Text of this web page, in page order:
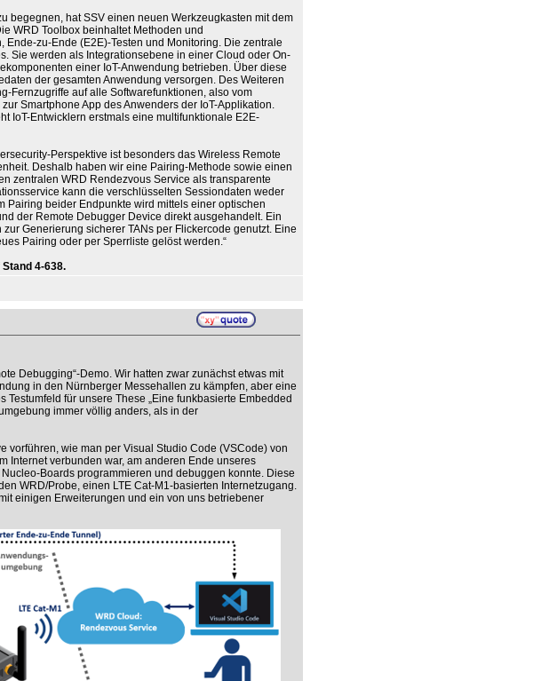
begegnen, hat SSV einen neuen Werkzeugkasten mit dem
WRD Toolbox beinhaltet Methoden und
zu-Ende (E2E)-Testen und Monitoring. Die zentrale
Sie werden als Integrationsebene in einer Cloud oder On-
einer IoT-Anwendung betrieben. Über diese
der gesamten Anwendung versorgen. Des Weiteren
Fernzugriffe auf alle Softwarefunktionen, also vom
Smartphone App des Anwenders der IoT-Applikation.
IoT-Entwicklern erstmals eine multifunktionale E2E-
Perspektive ist besonders das Wireless Remote
Deshalb haben wir eine Pairing-Methode sowie einen
zentralen WRD Rendezvous Service als transparente
kann die verschlüsselten Sessiondaten weder
beider Endpunkte wird mittels einer optischen
der Remote Debugger Device direkt ausgehandelt. Ein
Generierung sicherer TANs per Flickercode genutzt. Eine
Pairing oder per Sperrliste gelöst werden.“
4-638.
Debugging“-Demo. Wir hatten zwar zunächst etwas mit
in den Nürnberger Messehallen zu kämpfen, aber eine
für unsere These „Eine funkbasierte Embedded
immer völlig anders, als in der
wie man per Visual Studio Code (VSCode) von
Internet verbunden war, am anderen Ende unseres
Boards programmieren und debuggen konnte. Diese
WRD/Probe, einen LTE Cat-M1-basierten Internetzugang.
einigen Erweiterungen und ein von uns betriebener